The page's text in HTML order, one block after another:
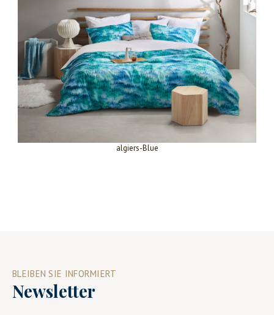
algiers-Blue
BLEIBEN SIE INFORMIERT
Newsletter